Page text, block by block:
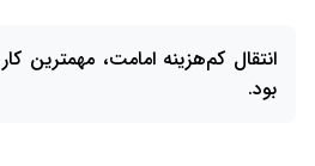
انتقال کم‌هزینه امامت،
بود.